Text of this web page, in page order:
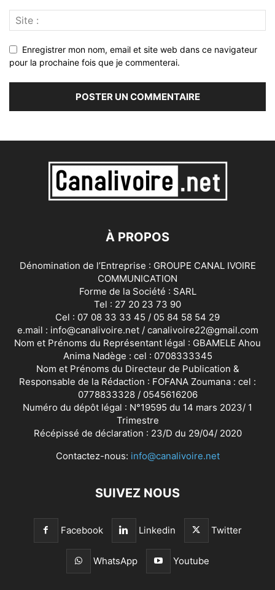
Enregistrer mon nom, email et site web dans ce navigateur
pour la prochaine fois que je commenterai.
À PROPOS
Dénomination de l’Entreprise : GROUPE CANAL IVOIRE
COMMUNICATION
Forme de la Société : SARL
Tel : 27 20 23 73 90
Cel : 07 08 33 33 45 / 05 84 58 54 29
e.mail : info@canalivoire.net / canalivoire22@gmail.com
Nom et Prénoms du Représentant légal : GBAMELE Ahou
Anima Nadège : cel : 0708333345
Nom et Prénoms du Directeur de Publication &
Responsable de la Rédaction : FOFANA Zoumana : cel :
0778833328 / 0545616206
Numéro du dépôt légal : N°19595 du 14 mars 2023/ 1
Trimestre
Récépissé de déclaration : 23/D du 29/04/ 2020
Contactez-nous: info@canalivoire.net
SUIVEZ NOUS
Facebook Linkedin Twitter
WhatsApp Youtube